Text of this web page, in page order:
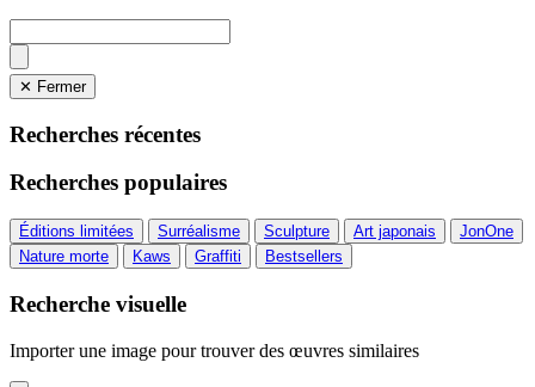
✕ Fermer
Recherches récentes
Recherches populaires
Éditions limitées Surréalisme Sculpture Art japonais
JonOne
Nature morte
Kaws Graffiti Bestsellers
Recherche visuelle
Importer une image pour trouver des œuvres similaires